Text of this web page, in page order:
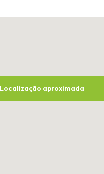
Localização aproximada